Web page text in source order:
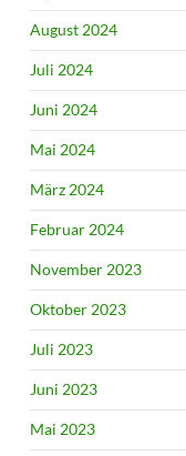
August 2024
Juli 2024
Juni 2024
Mai 2024
März 2024
Februar 2024
November 2023
Oktober 2023
Juli 2023
Juni 2023
Mai 2023